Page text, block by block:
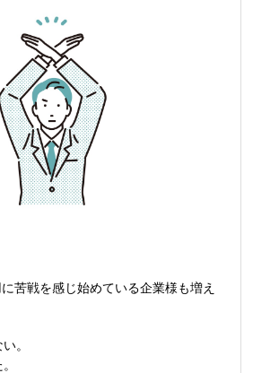
苦戦を感じ始めている企業様も増え
。